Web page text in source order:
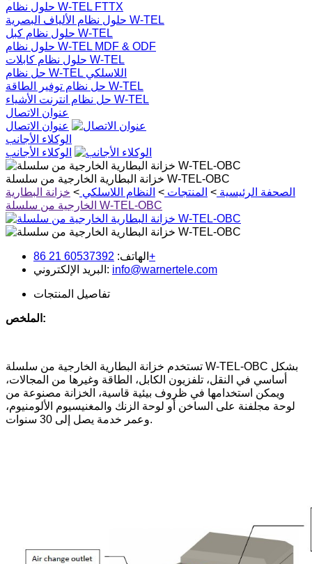
حلول نظام W-TEL FTTX
حلول نظام الألياف البصرية W-TEL
حلول نظام كبل W-TEL
حلول نظام W-TEL MDF & ODF
حلول نظام كابلات W-TEL
حل نظام W-TEL اللاسلكي
حل نظام توفير الطاقة W-TEL
حل نظام انترنت الأشياء W-TEL
عنوان الاتصال
عنوان الاتصال
الوكلاء الأجانب
الوكلاء الأجانب
خزانة البطارية الخارجية من سلسلة W-TEL-OBC
الصحفة الرئيسية > المنتجات > النظام اللاسلكي > خزانة البطارية
الخارجية من سلسلة W-TEL-OBC
الهاتف: 60537392 21 86+
البريد الإلكتروني: info@warnertele.com
تفاصيل المنتجات
الملخص:
تستخدم خزانة البطارية الخارجية من سلسلة W-TEL-OBC بشكل
أساسي في النقل، تلفزيون الكابل، الطاقة وغيرها من المجالات،
ويمكن استخدامها في ظروف بيئية قاسية، الخزانة مصنوعة من
لوحة مجلفنة على الساخن أو لوحة الزنك والمغنيسيوم الألومنيوم،
وعمر خدمة يصل إلى 30 سنوات.